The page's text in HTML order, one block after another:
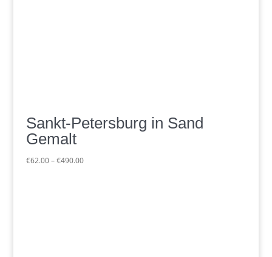
Sankt-Petersburg in Sand
Gemalt
€62.00 –€490.00Preisspanne: